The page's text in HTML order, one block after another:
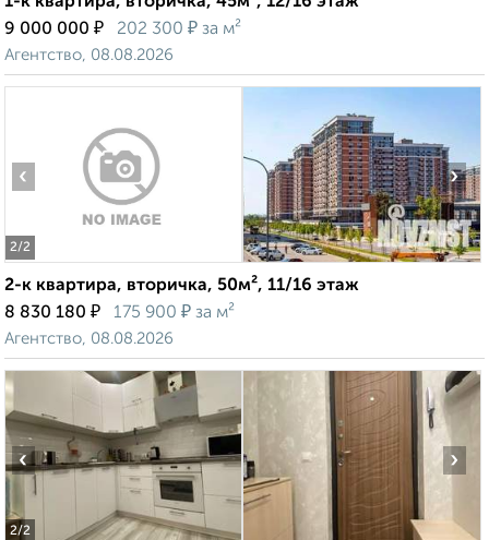
9 000 000 ₽ 202 300 ₽ за м²
Агентство, 08.08.2026
2/2
‹ ›
2-к квартира, вторичка, 50м², 11/16 этаж
8 830 180 ₽ 175 900 ₽ за м²
Агентство, 08.08.2026
2/2
‹ ›